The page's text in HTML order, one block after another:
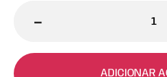
-
ADICIONAR